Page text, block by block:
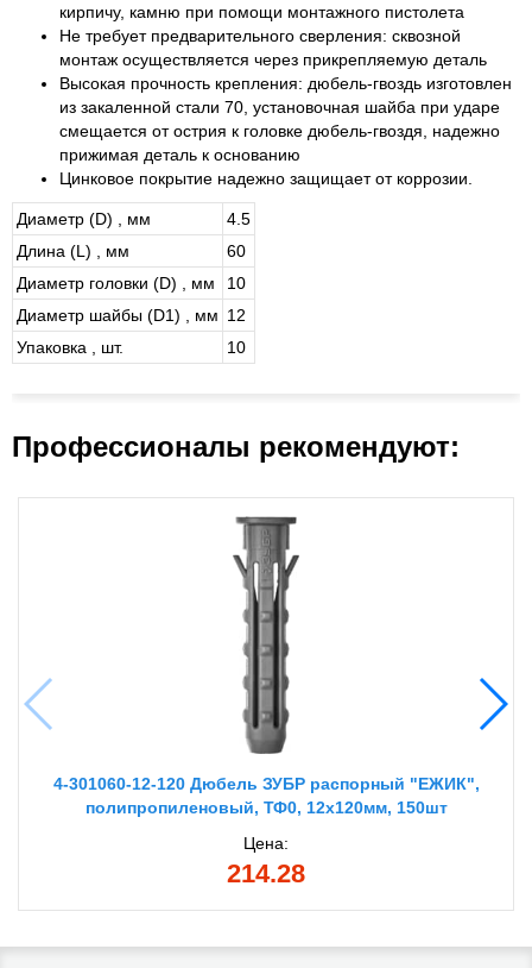
кирпичу, камню при помощи монтажного пистолета
Не требует предварительного сверления: сквозной
монтаж осуществляется через прикрепляемую деталь
Высокая прочность крепления: дюбель-гвоздь изготовлен
из закаленной стали 70, установочная шайба при ударе
смещается от острия к головке дюбель-гвоздя, надежно
прижимая деталь к основанию
Цинковое покрытие надежно защищает от коррозии.
Диаметр (D) , мм
4.5
Длина (L) , мм
60
Диаметр головки (D) , мм
10
Диаметр шайбы (D1) , мм 12
Упаковка , шт.
10
Профессионалы рекомендуют:
4-301060-12-120 Дюбель ЗУБР распорный "ЕЖИК",
полипропиленовый, ТФ0, 12х120мм, 150шт
Цена:
214.28